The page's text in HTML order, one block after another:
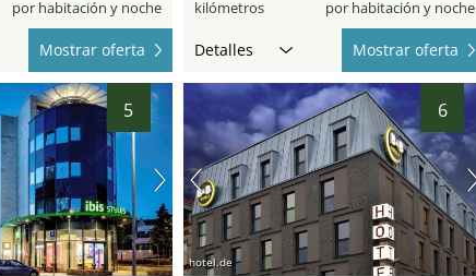
por habitación y noche
Mostrar oferta
kilómetros por habitación y noche
Detalles Mostrar oferta
5 6
hotel.de